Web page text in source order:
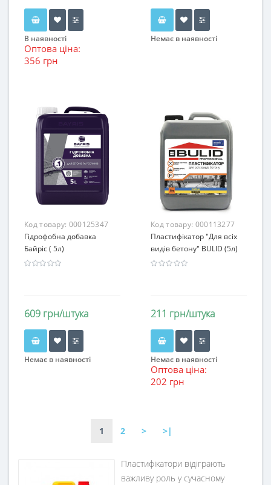
В наявності
Оптова ціна:
356 грн
Немає в наявності
Код товару: 000125347
Гідрофобна добавка
Байріс ( 5л)
609 грн/штука
Немає в наявності
Код товару: 000113277
Пластифікатор "Для всіх
видів бетону" BULID (5л)
211 грн/штука
Немає в наявності
Оптова ціна:
202 грн
1 2 > >|
Пластифікатори відіграють
важливу роль у сучасному